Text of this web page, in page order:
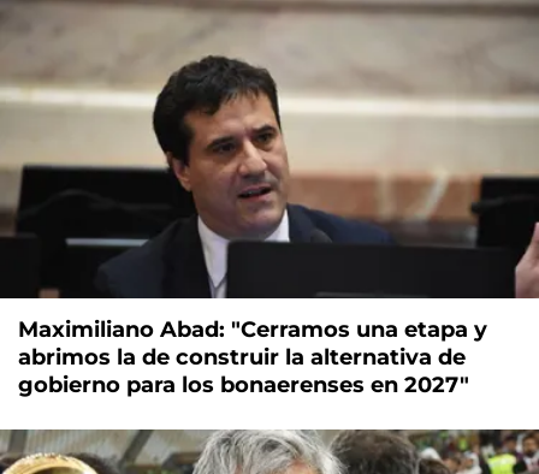
Maximiliano Abad: "Cerramos una etapa y
abrimos la de construir la alternativa de
gobierno para los bonaerenses en 2027"